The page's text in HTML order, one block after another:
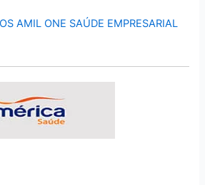
AMIL ONE SAÚDE EMPRESARIAL